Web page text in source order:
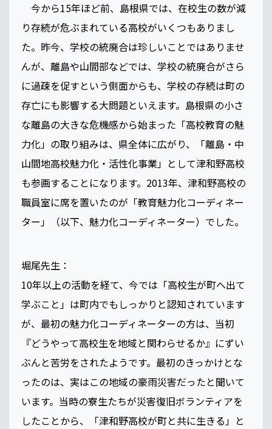
今から15年ほど前、島根県では、在校生の数が減
り存続が危ぶまれている高校がいくつもありまし
た。昨今、学校の統廃合は珍しいことではありませ
んが、離島や山間部などでは、学校の統廃合がさら
に過疎を促すという側面からも、学校の存続は町の
存亡にも影響する大問題といえます。島根県の小さ
な離島の大きな危機感から始まった「高校教育の魅
力化」の取り組みは、県全体に広がり、「離島・中
山間地高校魅力化・活性化事業」として津和野高校
も参画することになります。2013年、津和野高校の
職員室に席を置いたのが「教育魅力化コーディネー
ター」（以下、魅力化コーディネーター）でした。
堀尾先生：
10年以上の活動を経て、今では「高校生が町へ出て
学ぶこと」は町内でもしっかりと認知されています
が、最初の魅力化コーディネーターの方は、当初
『どうやって高校生を地域と関わらせるか』にずい
ぶんと苦労をされたようです。最初のきっかけとな
ったのは、実はこの地域の豪雨災害だったと聞いて
います。当時の寮生たちが災害復旧ボランティアを
したことから、「津和野高校が町と共に生きる」と